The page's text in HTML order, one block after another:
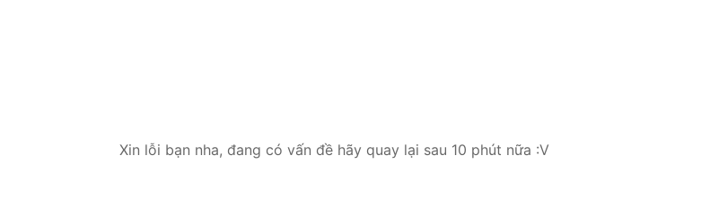
Xin lỗi bạn nha, đang có vấn đề hãy quay lại sau 10 phút nữa :V